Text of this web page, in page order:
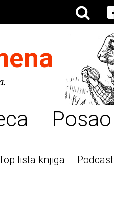
Posao
lista knjiga Podcast